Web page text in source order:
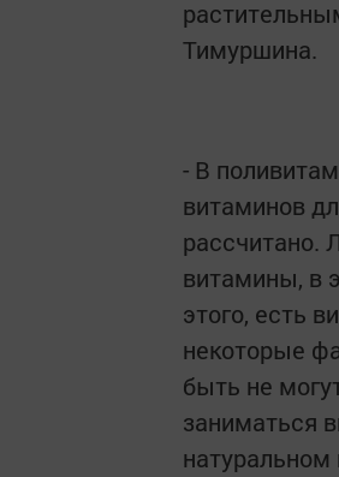
Тимуршина.
- В
витаминов
рассчитано.
витамины, в
этого, есть
некоторые
быть не
заниматься